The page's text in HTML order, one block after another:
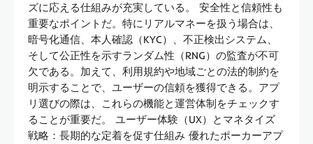
ズに応える仕組みが充実している。 安全性と信頼性も
重要なポイントだ。特にリアルマネーを扱う場合は、
暗号化通信、本人確認（KYC）、不正検出システム、
そして公正性を示すランダム性（RNG）の監査が不可
欠である。加えて、利用規約や地域ごとの法的制約を
明示することで、ユーザーの信頼を獲得できる。アプ
リ選びの際は、これらの機能と運営体制をチェックす
ることが重要だ。 ユーザー体験（UX）とマネタイズ
戦略：長期的な定着を促す仕組み 優れたポーカーアプ